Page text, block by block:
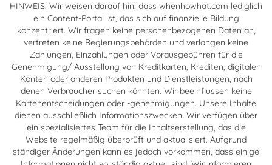
HINWEIS: Wir weisen darauf hin, dass whenhowhat.com lediglich
ein Content-Portal ist, das sich auf finanzielle Bildung
konzentriert. Wir fragen keine personenbezogenen Daten an,
vertreten keine Regierungsbehörden und verlangen keine
Zahlungen, Einzahlungen oder Vorausgebühren für die
Genehmigung/ Ausstellung von Kreditkarten, Krediten, digitalen
Konten oder anderen Produkten und Dienstleistungen, nach
denen Verbraucher suchen könnten. Wir beeinflussen keine
Kartenentscheidungen oder -genehmigungen. Unsere Inhalte
dienen ausschließlich Informationszwecken. Wir verfügen über
ein spezialisiertes Team für die Inhaltserstellung, das die
Website regelmäßig überprüft und aktualisiert. Aufgrund
ständiger Änderungen kann es jedoch vorkommen, dass einige